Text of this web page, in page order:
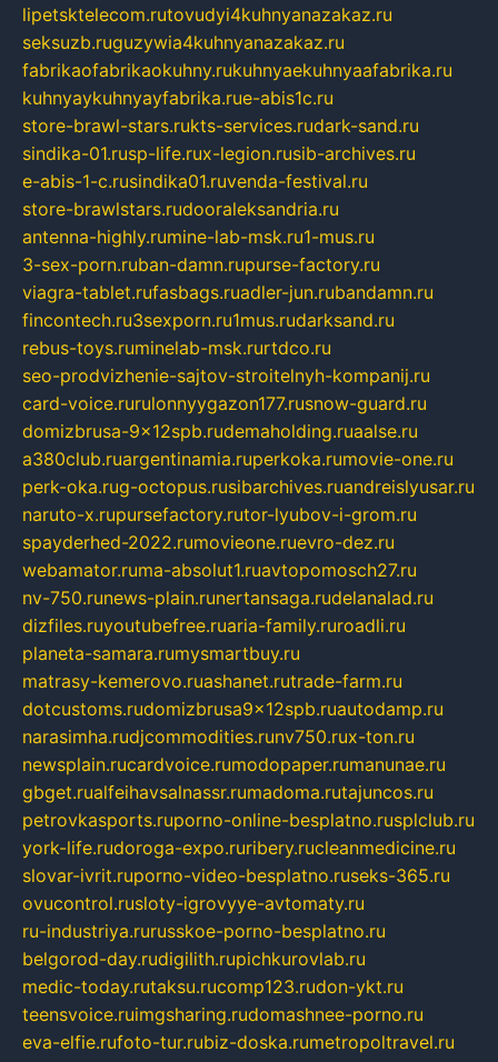
lipetsktelecom.rutovudyi4kuhnyanazakaz.ru
seksuzb.ruguzywia4kuhnyanazakaz.ru
fabrikaofabrikaokuhny.rukuhnyaekuhnyaafabrika.ru
kuhnyaykuhnyayfabrika.rue-abis1c.ru
store-brawl-stars.rukts-services.rudark-sand.ru
sindika-01.rusp-life.rux-legion.rusib-archives.ru
e-abis-1-c.rusindika01.ruvenda-festival.ru
store-brawlstars.rudooraleksandria.ru
antenna-highly.rumine-lab-msk.ru1-mus.ru
3-sex-porn.ruban-damn.rupurse-factory.ru
viagra-tablet.rufasbags.ruadler-jun.rubandamn.ru
fincontech.ru3sexporn.ru1mus.rudarksand.ru
rebus-toys.ruminelab-msk.rurtdco.ru
seo-prodvizhenie-sajtov-stroitelnyh-kompanij.ru
card-voice.rurulonnyygazon177.rusnow-guard.ru
domizbrusa-9x12spb.rudemaholding.ruaalse.ru
a380club.ruargentinamia.ruperkoka.rumovie-one.ru
perk-oka.rug-octopus.rusibarchives.ruandreislyusar.ru
naruto-x.rupursefactory.rutor-lyubov-i-grom.ru
spayderhed-2022.rumovieone.ruevro-dez.ru
webamator.ruma-absolut1.ruavtopomosch27.ru
nv-750.runews-plain.runertansaga.rudelanalad.ru
dizfiles.ruyoutubefree.ruaria-family.ruroadli.ru
planeta-samara.rumysmartbuy.ru
matrasy-kemerovo.ruashanet.rutrade-farm.ru
dotcustoms.rudomizbrusa9x12spb.ruautodamp.ru
narasimha.rudjcommodities.runv750.rux-ton.ru
newsplain.rucardvoice.rumodopaper.rumanunae.ru
gbget.rualfeihavsalnassr.rumadoma.rutajuncos.ru
petrovkasports.ruporno-online-besplatno.rusplclub.ru
york-life.rudoroga-expo.ruribery.rucleanmedicine.ru
slovar-ivrit.ruporno-video-besplatno.ruseks-365.ru
ovucontrol.rusloty-igrovyye-avtomaty.ru
ru-industriya.rurusskoe-porno-besplatno.ru
belgorod-day.rudigilith.rupichkurovlab.ru
medic-today.rutaksu.rucomp123.rudon-ykt.ru
teensvoice.ruimgsharing.rudomashnee-porno.ru
eva-elfie.rufoto-tur.rubiz-doska.rumetropoltravel.ru